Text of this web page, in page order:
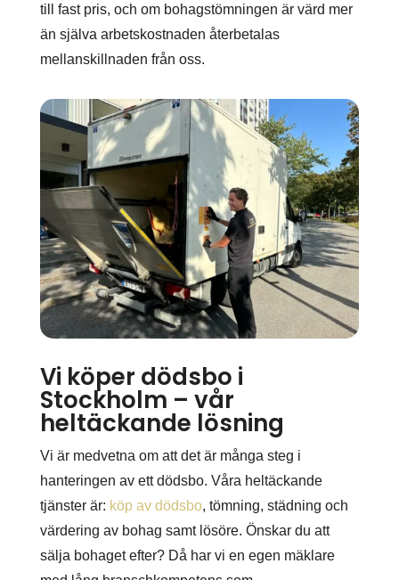
till fast pris, och om bohagstömningen är värd mer
än själva arbetskostnaden återbetalas
mellanskillnaden från oss.
Vi köper dödsbo i
Stockholm – vår
heltäckande lösning
Vi är medvetna om att det är många steg i
hanteringen av ett dödsbo. Våra heltäckande
tjänster är: köp av dödsbo, tömning, städning och
värdering av bohag samt lösöre. Önskar du att
sälja bohaget efter? Då har vi en egen mäklare